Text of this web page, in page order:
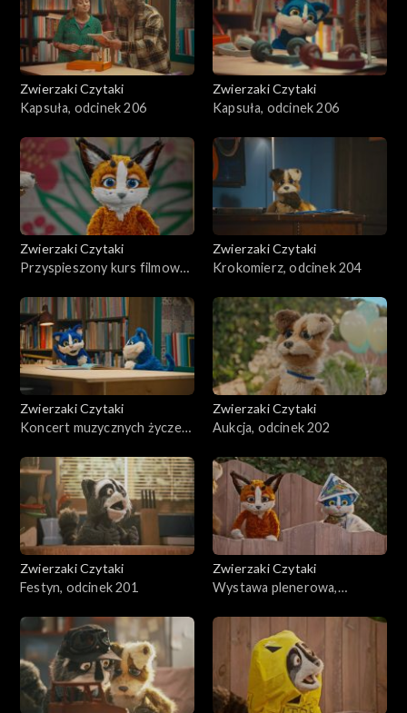
Zwierzaki Czytaki
Kapsuła, odcinek 206
Zwierzaki Czytaki
Kapsuła, odcinek 206
Zwierzaki Czytaki
Przyspieszony kurs filmowy,
Zwierzaki Czytaki
Krokomierz, odcinek 204
Zwierzaki Czytaki
Koncert muzycznych życzeń,
Zwierzaki Czytaki
Aukcja, odcinek 202
Zwierzaki Czytaki
Festyn, odcinek 201
Zwierzaki Czytaki
Wystawa plenerowa,